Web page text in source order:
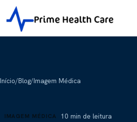
Produtos
Início/Blog/Imagem Médica
IMAGEM MÉDICA 10 min de leitura